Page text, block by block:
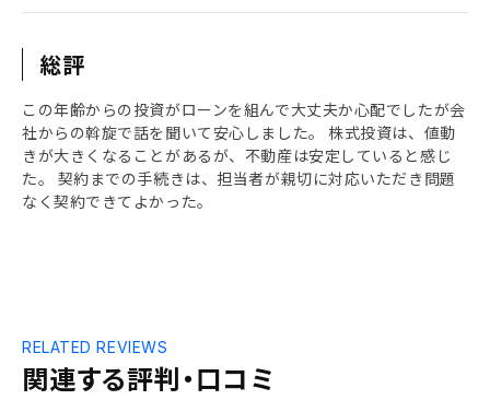
総評
この年齢からの投資がローンを組んで大丈夫か心配でしたが会
社からの斡旋で話を聞いて安心しました。 株式投資は、値動
きが大きくなることがあるが、不動産は安定していると感じ
た。 契約までの手続きは、担当者が親切に対応いただき問題
なく契約できてよかった。
関連する評判・口コミ
RELATED REVIEWS